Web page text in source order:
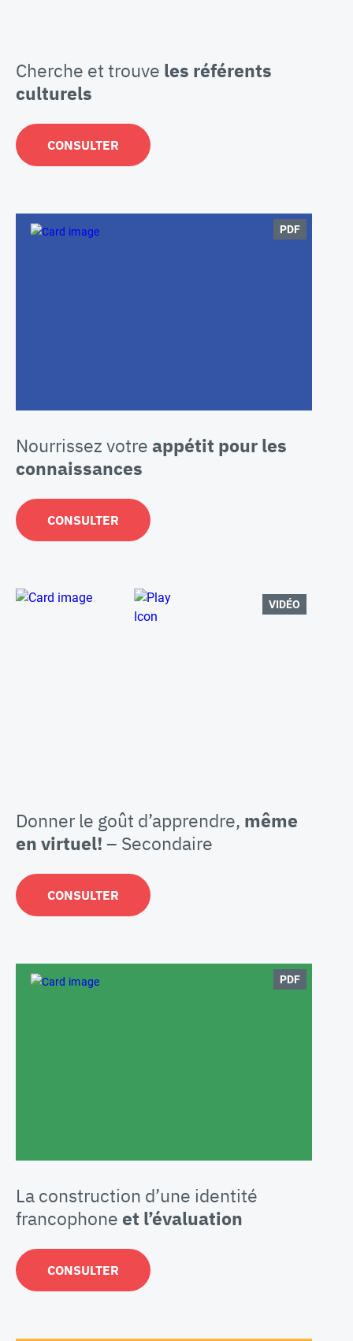
Cherche et trouve les référents
culturels
CONSULTER
PDF
Nourrissez votre appétit pour les
connaissances
CONSULTER
VIDÉO
Donner le goût d’apprendre, même
en virtuel! – Secondaire
CONSULTER
PDF
La construction d’une identité
francophone et l’évaluation
CONSULTER